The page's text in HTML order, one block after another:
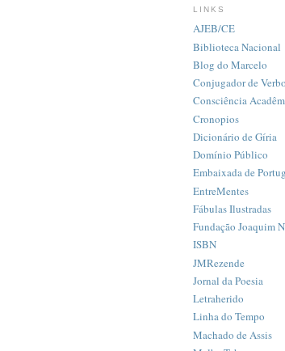
LINKS
AJEB/CE
Biblioteca Nacional
Blog do Marcelo
Conjugador de
Consciência
Cronopios
Dicionário de Gíria
Domínio Público
Embaixada de
EntreMentes
Fábulas Ilustradas
Fundação Joaquim
ISBN
JMRezende
Jornal da Poesia
Letraherido
Linha do Tempo
Machado de Assis